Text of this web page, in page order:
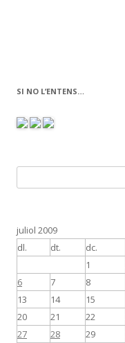
SI NO L’ENTENS…
e
c
a
:
juliol 2009
dl.
dt. dc.
1
6
7 8
13
14 15
20
21 22
27
28 29